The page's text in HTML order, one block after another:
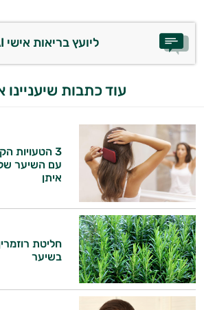
ליועץ בריאות אישי AI
עוד כתבות שיעניינו
3 הטעויות
עם השיער
איתן
חליטת
בשיער